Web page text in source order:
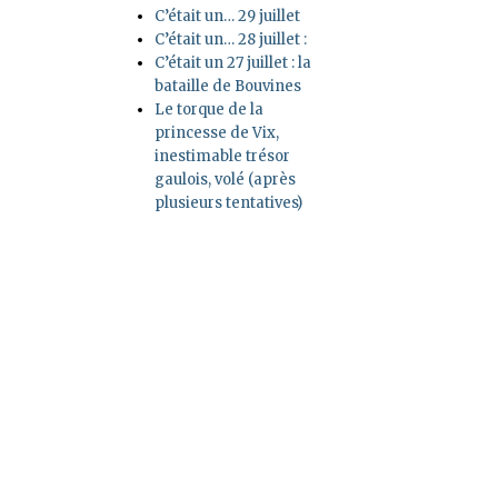
C’était un… 29 juillet
C’était un… 28 juillet :
C’était un 27 juillet : la
bataille de Bouvines
Le torque de la
princesse de Vix,
inestimable trésor
gaulois, volé (après
plusieurs tentatives)